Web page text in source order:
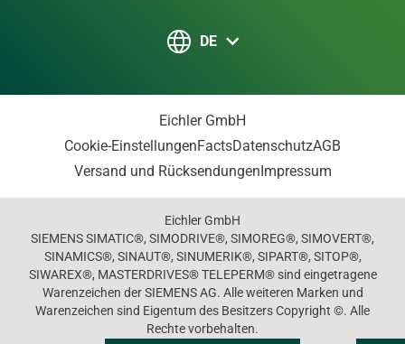
DE
Eichler GmbH
Cookie-EinstellungenFactsDatenschutzAGB
Versand und RücksendungenImpressum
Eichler GmbH
SIEMENS SIMATIC®, SIMODRIVE®, SIMOREG®, SIMOVERT®,
SINAMICS®, SINAUT®, SINUMERIK®, SIPART®, SITOP®,
SIWAREX®, MASTERDRIVES® TELEPERM® sind eingetragene
Warenzeichen der SIEMENS AG. Alle weiteren Marken und
Warenzeichen sind Eigentum des Besitzers Copyright ©. Alle
Rechte vorbehalten.